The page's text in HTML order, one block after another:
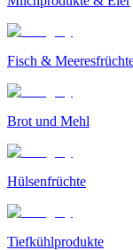
Fisch &
Brot und Mehl
Hülsenfrüchte
Tiefkühlprodukte